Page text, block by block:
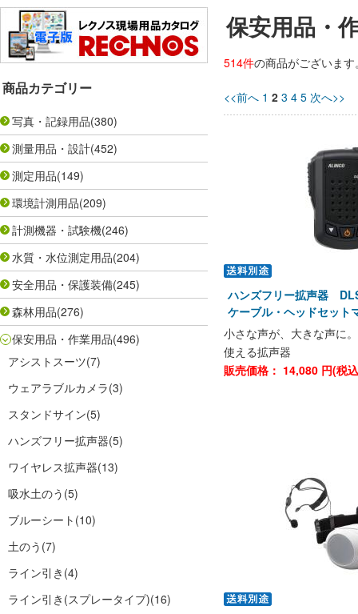
商品カテゴリー
写真・記録用品(380)
測量用品・設計(452)
測定用品(149)
環境計測用品(209)
計測機器・試験機(246)
水質・水位測定用品(204)
安全用品・保護装備(245)
森林用品(276)
保安用品・作業用品(496)
アシストスーツ(7)
ウェアラブルカメラ(3)
スタンドサイン(5)
ハンズフリー拡声器(5)
ワイヤレス拡声器(13)
吸水土のう (5)
ブルーシート (10)
土のう (7)
ライン引き (4)
ライン引き(スプレータイプ)(16)
保安用品・
514件の商品がございます
<<前へ 1 2 3 4 5 次へ>>
ハンズフリー拡声器
ケーブル・ヘッドセット
小さな声が、大きな声に
使える拡声器
販売価格： 14,080 円(税